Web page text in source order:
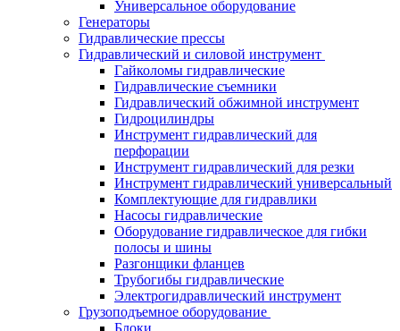
Универсальное оборудование
Генераторы
Гидравлические прессы
Гидравлический и силовой инструмент
Гайколомы гидравлические
Гидравлические съемники
Гидравлический обжимной инструмент
Гидроцилиндры
Инструмент гидравлический для
перфорации
Инструмент гидравлический для резки
Инструмент гидравлический универсальный
Комплектующие для гидравлики
Насосы гидравлические
Оборудование гидравлическое для гибки
полосы и шины
Разгонщики фланцев
Трубогибы гидравлические
Электрогидравлический инструмент
Грузоподъемное оборудование
Блоки